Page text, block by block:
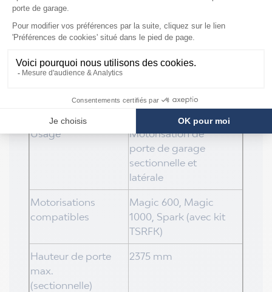
Caractéristiques techniques
Caractéristique Valeur
K140331
Usage
Motorisation de
porte de garage
sectionnelle et
latérale
Motorisations
compatibles
Magic 600, Magic
1000, Spark (avec kit
TSRFK)
Hauteur de porte
max.
(sectionnelle)
2375 mm